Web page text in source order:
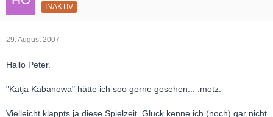
INAKTIV
29. August 2007
Hallo Peter.
"Katja Kabanowa" hätte ich soo gerne gesehen... :motz:
Vielleicht klappts ja diese Spielzeit. Gluck kenne ich (noch) gar nicht